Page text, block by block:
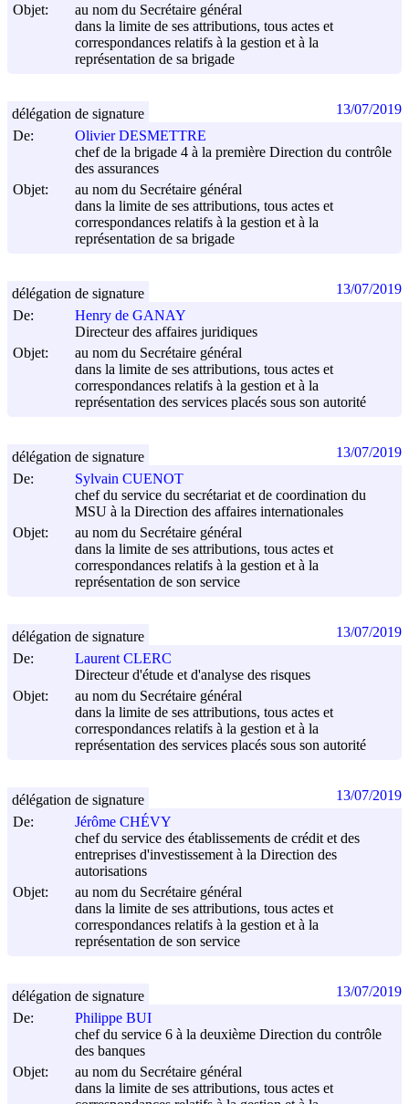
Objet:
au nom du Secrétaire général
dans la limite de ses attributions, tous actes et
correspondances relatifs à la gestion et à la
représentation de sa brigade
De:
Olivier DESMETTRE
chef de la brigade 4 à la première Direction du contrôle
des assurances
Objet:
au nom du Secrétaire général
dans la limite de ses attributions, tous actes et
correspondances relatifs à la gestion et à la
représentation de sa brigade
délégation de signature 13/07/2019
De:
Henry de GANAY
Directeur des affaires juridiques
Objet:
au nom du Secrétaire général
dans la limite de ses attributions, tous actes et
correspondances relatifs à la gestion et à la
représentation des services placés sous son autorité
délégation de signature 13/07/2019
De:
Sylvain CUENOT
chef du service du secrétariat et de coordination du
MSU à la Direction des affaires internationales
Objet:
au nom du Secrétaire général
dans la limite de ses attributions, tous actes et
correspondances relatifs à la gestion et à la
représentation de son service
délégation de signature 13/07/2019
De:
Laurent CLERC
Directeur d'étude et d'analyse des risques
Objet:
au nom du Secrétaire général
dans la limite de ses attributions, tous actes et
correspondances relatifs à la gestion et à la
représentation des services placés sous son autorité
délégation de signature 13/07/2019
De:
Jérôme CHÉVY
chef du service des établissements de crédit et des
entreprises d'investissement à la Direction des
autorisations
Objet:
au nom du Secrétaire général
dans la limite de ses attributions, tous actes et
correspondances relatifs à la gestion et à la
représentation de son service
délégation de signature 13/07/2019
De:
Philippe BUI
chef du service 6 à la deuxième Direction du contrôle
des banques
Objet:
au nom du Secrétaire général
dans la limite de ses attributions, tous actes et
délégation de signature 13/07/2019